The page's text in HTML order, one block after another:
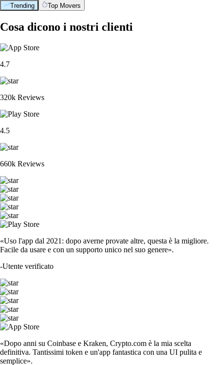
Trending Top Movers
Cosa dicono i nostri clienti
4.7
320k Reviews
4.5
660k Reviews
«Uso l'app dal 2021: dopo averne provate altre, questa è la migliore.
Facile da usare e con un supporto unico nel suo genere».
-Utente verificato
«Dopo anni su Coinbase e Kraken, Crypto.com è la mia scelta
definitiva. Tantissimi token e un'app fantastica con una UI pulita e
semplice».